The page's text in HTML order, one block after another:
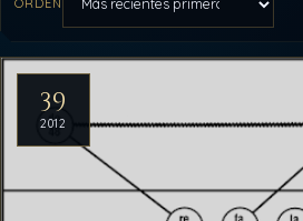
ORDEN
Artículos del
39
2012